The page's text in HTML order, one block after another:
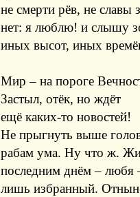
не смерти рёв, не славы
нет: я люблю! и слышу
иных высот, иных
Мир – на пороге
Застыл, отёк, но ждёт
ещё каких-то новостей!
Не прыгнуть выше
рабам ума. Ну что ж.
последним днём – любя
лишь избранный.